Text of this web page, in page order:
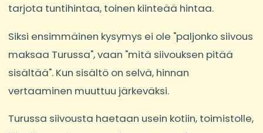
tarjota tuntihintaa, toinen kiinteää hintaa.
Siksi ensimmäinen kysymys ei ole "paljonko siivous
maksaa Turussa", vaan "mitä siivouksen pitää
sisältää". Kun sisältö on selvä, hinnan
vertaaminen muuttuu järkeväksi.
Turussa siivousta haetaan usein kotiin, toimistolle,